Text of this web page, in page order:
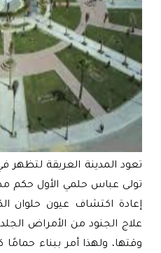
تعود المدينة العريقة لتظهر
تولى عباس حلمي الأول حكم
إعادة اكتشاف عيون حلوان
علاج الجنود من الأمراض
وقتها، ولهذا أمر ببناء